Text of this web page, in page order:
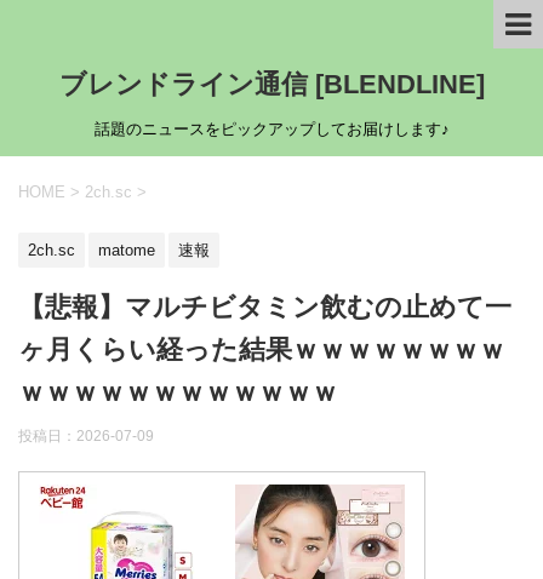
ブレンドライン通信 [BLENDLINE]
話題のニュースをピックアップしてお届けします♪
HOME > 2ch.sc >
2ch.sc matome 速報
【悲報】マルチビタミン飲むの止めて一
ヶ月くらい経った結果ｗｗｗｗｗｗｗｗ
ｗｗｗｗｗｗｗｗｗｗｗｗ
投稿日： 2026-07-09